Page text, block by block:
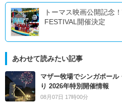
トーマス映画公開記念
FESTIVAL開催決定
あわせて読みたい記事
マザー牧場でシンガポー
り 2026年特別開催情報
08月07日 17時00分